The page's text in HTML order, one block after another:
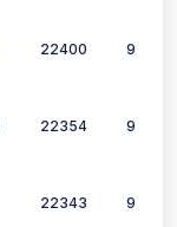
22400 9
22354 9
22343 9